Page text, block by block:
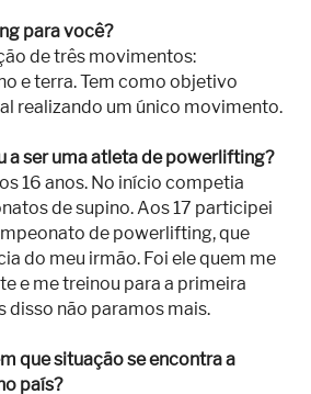
para você?
de três movimentos:
e terra. Tem como objetivo
realizando um único movimento.
a ser uma atleta de powerlifting?
16 anos. No início competia
de supino. Aos 17 participei
de powerlifting, que
do meu irmão. Foi ele quem me
e me treinou para a primeira
disso não paramos mais.
que situação se encontra a
país?